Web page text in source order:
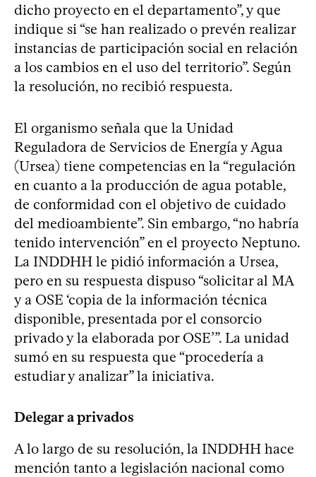
dicho proyecto en el departamento”, y que
indique si “se han realizado o prevén realizar
instancias de participación social en relación
a los cambios en el uso del territorio”. Según
la resolución, no recibió respuesta.
El organismo señala que la Unidad
Reguladora de Servicios de Energía y Agua
(Ursea) tiene competencias en la “regulación
en cuanto a la producción de agua potable,
de conformidad con el objetivo de cuidado
del medioambiente”. Sin embargo, “no habría
tenido intervención” en el proyecto Neptuno.
La INDDHH le pidió información a Ursea,
pero en su respuesta dispuso “solicitar al MA
y a OSE ‘copia de la información técnica
disponible, presentada por el consorcio
privado y la elaborada por OSE’”. La unidad
sumó en su respuesta que “procedería a
estudiar y analizar” la iniciativa.
Delegar a privados
A lo largo de su resolución, la INDDHH hace
mención tanto a legislación nacional como